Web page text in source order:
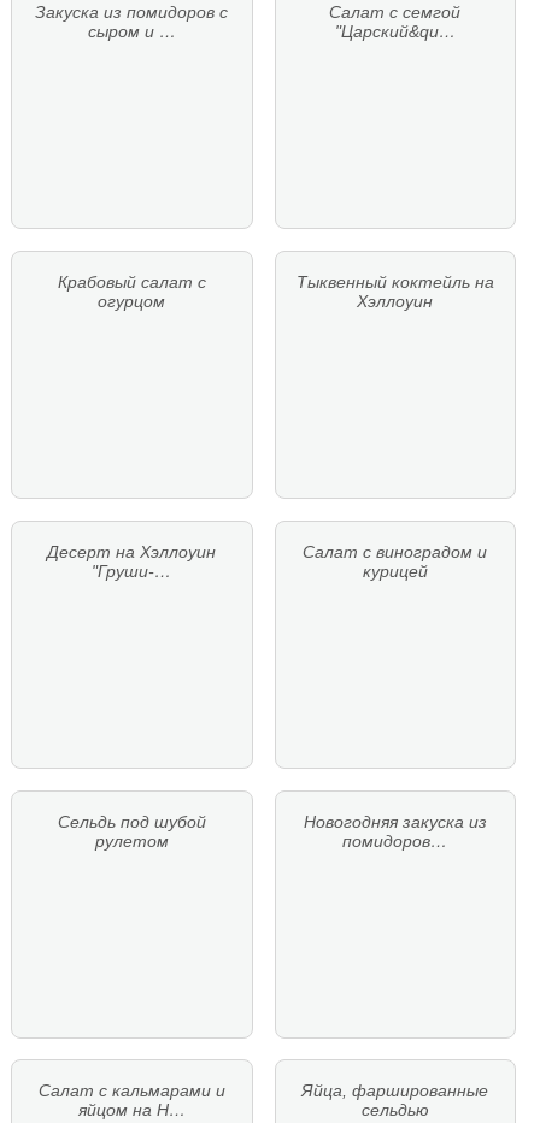
Закуска из помидоров с
сыром и …
Салат с семгой
"Царский&qu…
Крабовый салат с
огурцом
Тыквенный коктейль на
Хэллоуин
Десерт на Хэллоуин
"Груши-…
Салат с виноградом и
курицей
Сельдь под шубой
рулетом
Новогодняя закуска из
помидоров…
Салат с кальмарами и
яйцом на Н…
Яйца, фаршированные
сельдью